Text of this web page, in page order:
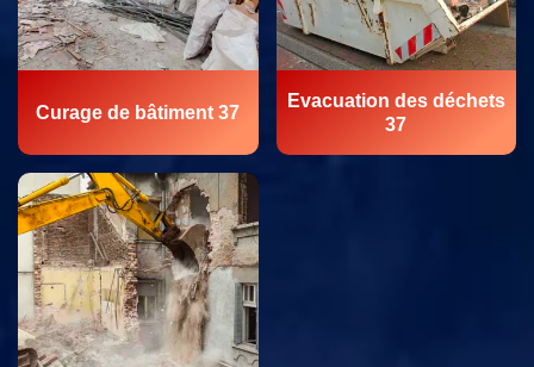
Curage de bâtiment 37
Evacuation des déchets
37